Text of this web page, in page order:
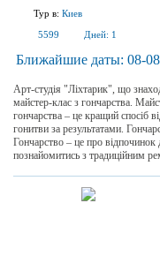
Тур в: Киев
5599
Дней: 1
Ближайшие даты: 08-
Арт-студія "Ліхтарик", що
майстер-клас з гончарства.
гончарства – це кращий спосіб
гонитви за результатами.
Гончарство – це про відпочинок
познайомитись з традиційним